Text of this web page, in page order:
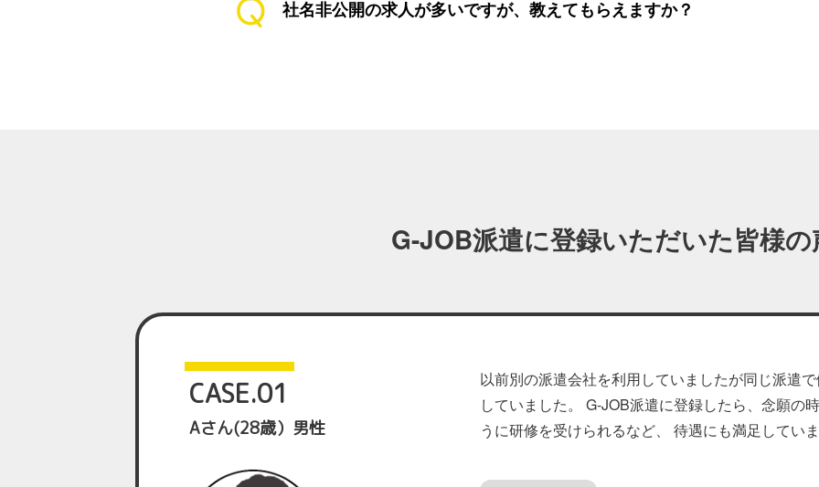
社名非公開の求人が多いですが、教えてもらえますか？
G-JOB派遣に登録いただいた皆様の
CASE.01
Aさん(28歳）男性
以前別の派遣会社を利用していましたが同じ派遣
していました。 G-JOB派遣に登録したら、念願の
うに研修を受けられるなど、 待遇にも満足していま